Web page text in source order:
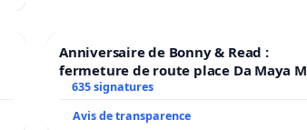
Anniversaire de Bonny & Read :
fermeture de route place Da Maya M
635 signatures
Avis de transparence